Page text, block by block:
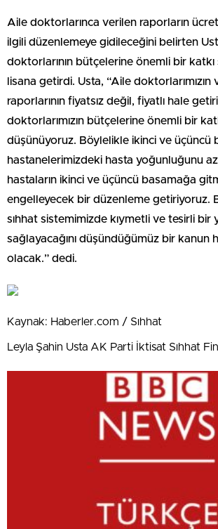
Aile doktorlarınca verilen raporların
ilgili düzenlemeye gidileceğini belirten
doktorlarının bütçelerine önemli bir katkı
lisana getirdi. Usta, “Aile doktorlarımızın
raporlarının fiyatsız değil, fiyatlı hale
doktorlarımızın bütçelerine önemli bir
düşünüyoruz. Böylelikle ikinci ve üçüncü
hastanelerimizdeki hasta yoğunluğunu
hastaların ikinci ve üçüncü basamağa
engelleyecek bir düzenleme getiriyoruz.
sıhhat sistemimizde kıymetli ve tesirli bir
sağlayacağını düşündüğümüz bir kanun
olacak.” dedi.
Kaynak: Haberler.com / Sıhhat
Leyla Şahin Usta AK Parti İktisat Sıhhat